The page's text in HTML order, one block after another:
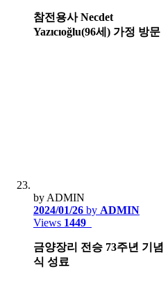
참전용사 Necdet
Yazıcıoğlu(96세) 가정 방문
by ADMIN
2024/01/26 by ADMIN
Views 1449
금양장리 전승 73주년 기념
식 성료